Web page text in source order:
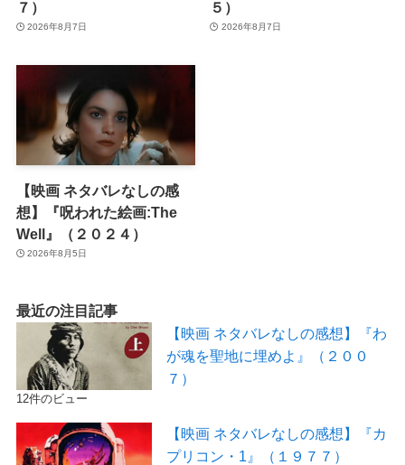
７）
2026年8月7日
５）
2026年8月7日
【映画 ネタバレなしの感
想】『呪われた絵画:The
Well』（２０２４）
2026年8月5日
最近の注目記事
【映画 ネタバレなしの感想】『わ
が魂を聖地に埋めよ』（２００
７）
12件のビュー
【映画 ネタバレなしの感想】『カ
プリコン・1』（１９７７）